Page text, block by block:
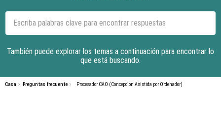
También puede explorar los temas a continuación para encontrar lo
que está buscando.
Casa Preguntas frecuente Procesador CAO (Concepcion Asistida por Ordenador)